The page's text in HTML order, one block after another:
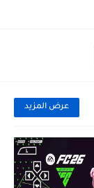
عرض المزيد